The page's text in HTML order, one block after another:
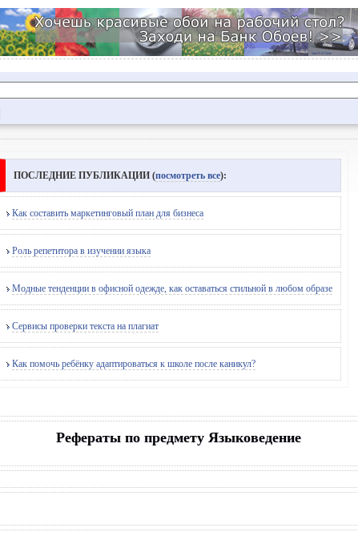
ПОСЛЕДНИЕ ПУБЛИКАЦИИ (посмотреть все):
Как составить маркетинговый план для бизнеса
Роль репетитора в изучении языка
Модные тенденции в офисной одежде, как оставаться стильной в любом образе
Сервисы проверки текста на плагиат
Как помочь ребёнку адаптироваться к школе после каникул?
Рефераты по предмету Языковедение